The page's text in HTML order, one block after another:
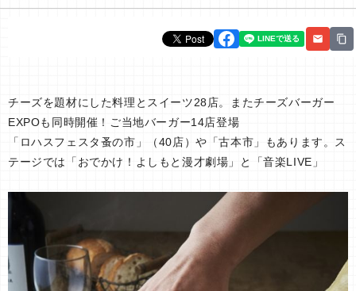
チーズを題材にした料理とスイーツ28店。またチーズバーガー
EXPOも同時開催！ご当地バーガー14店登場
「ロハスフェスタ蚤の市」（40店）や「古本市」もあります。ス
テージでは「おでかけ！よしもと漫才劇場」と「音楽LIVE」